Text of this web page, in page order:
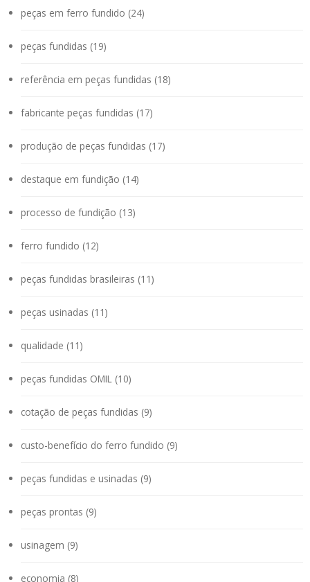
peças em ferro fundido (24)
peças fundidas (19)
referência em peças fundidas (18)
fabricante peças fundidas (17)
produção de peças fundidas (17)
destaque em fundição (14)
processo de fundição (13)
ferro fundido (12)
peças fundidas brasileiras (11)
peças usinadas (11)
qualidade (11)
peças fundidas OMIL (10)
cotação de peças fundidas (9)
custo-benefício do ferro fundido (9)
peças fundidas e usinadas (9)
peças prontas (9)
usinagem (9)
economia (8)